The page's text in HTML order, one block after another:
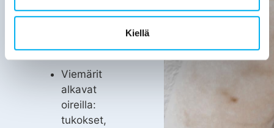
Kiellä
on yli 30
vanha.
Viemärit
alkavat
oireilla:
tukokset,